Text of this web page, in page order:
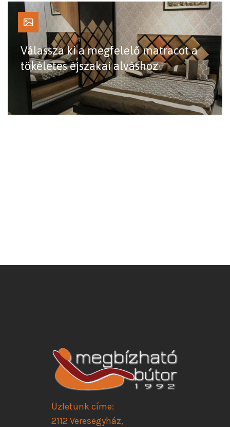
Válassza ki a megfelelő matracot a
tökéletes éjszakai alváshoz
Üzletünk címe:
2112 Veresegyház,